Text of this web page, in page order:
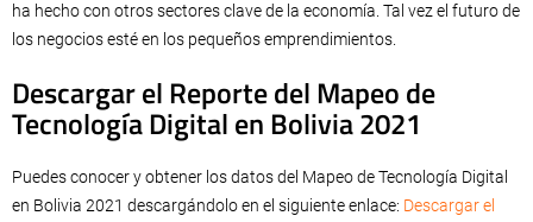
ha hecho con otros sectores clave de la economía. Tal vez el futuro de
los negocios esté en los pequeños emprendimientos.
Descargar el Reporte del Mapeo de
Tecnología Digital en Bolivia 2021
Puedes conocer y obtener los datos del Mapeo de Tecnología Digital
en Bolivia 2021 descargándolo en el siguiente enlace: Descargar el